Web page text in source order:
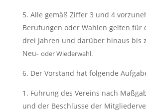
Alle gemäß Ziffer 3 und 4
Berufungen oder Wahlen gelten für
drei Jahren und darüber hinaus bis
Neu- oder Wiederwahl.
Der Vorstand hat folgende
Führung des Vereins nach
und der Beschlüsse der